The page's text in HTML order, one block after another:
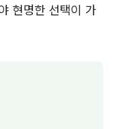
현명한 선택이 가